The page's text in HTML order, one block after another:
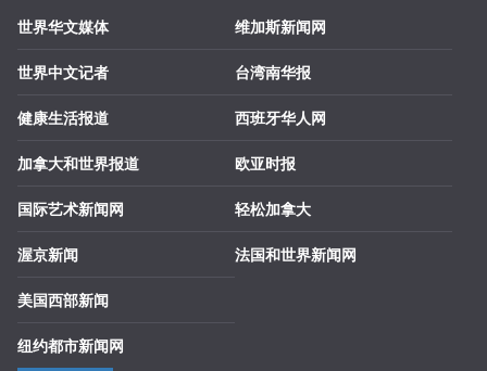
世界华文媒体
世界中文记者
健康生活报道
加拿大和世界报道
国际艺术新闻网
渥京新闻
美国西部新闻
纽约都市新闻网
维加斯新闻网
台湾南华报
西班牙华人网
欧亚时报
轻松加拿大
法国和世界新闻网